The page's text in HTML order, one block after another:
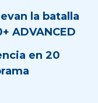
la batalla
ADVANCED
en 20